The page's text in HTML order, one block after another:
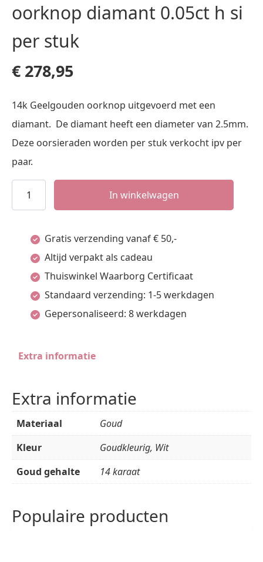
oorknop diamant 0.05ct h si
per stuk
€ 278,95
14k Geelgouden oorknop uitgevoerd met een
diamant. De diamant heeft een diameter van 2.5mm.
Deze oorsieraden worden per stuk verkocht ipv per
paar.
oorknop
diamant
stuk
aantal
In winkelwagen
Gratis verzending vanaf € 50,-
Altijd verpakt als cadeau
Thuiswinkel Waarborg Certificaat
Standaard verzending: 1-5 werkdagen
Gepersonaliseerd: 8 werkdagen
Extra informatie
Extra informatie
Materiaal
Goud
Kleur
Goudkleurig, Wit
Goud gehalte
14 karaat
Populaire producten